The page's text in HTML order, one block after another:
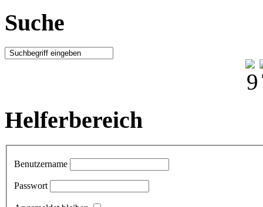
Suche
Helferbereich
Benutzername
Passwort